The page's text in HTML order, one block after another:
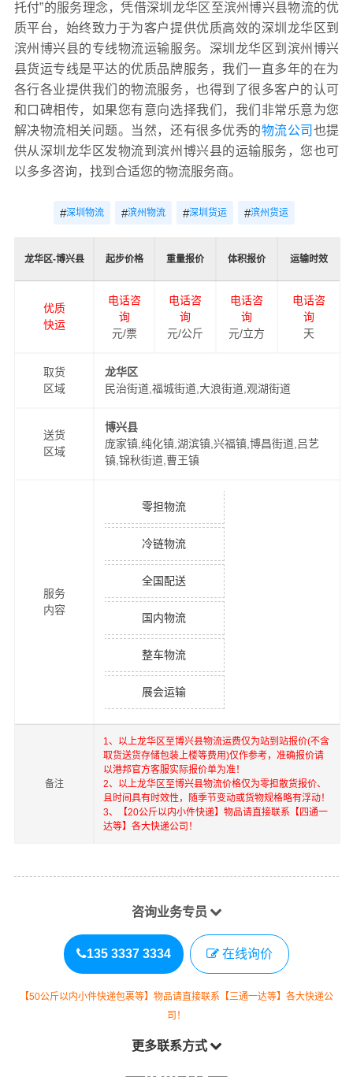
托付”的服务理念，凭借深圳龙华区至滨州博兴县物流的优
质平台，始终致力于为客户提供优质高效的深圳龙华区到
滨州博兴县的专线物流运输服务。深圳龙华区到滨州博兴
县货运专线是平达的优质品牌服务，我们一直多年的在为
各行各业提供我们的物流服务，也得到了很多客户的认可
和口碑相传，如果您有意向选择我们，我们非常乐意为您
解决物流相关问题。当然，还有很多优秀的物流公司 也提
供从深圳龙华区发物流到滨州博兴县的运输服务，您也可
以多多咨询，找到合适您的物流服务商。
#深圳物流 #滨州物流 #深圳货运 #滨州货运
龙华区-博兴县 起步价格 重量报价 体积报价 运输时效
优质
快运
电话咨
询
元/票
电话咨
询
元/公斤
电话咨
询
元/立方
电话咨
询
天
取货
区域
龙华区
民治街道,福城街道,大浪街道,观湖街道
送货
区域
博兴县
庞家镇,纯化镇,湖滨镇,兴福镇,博昌街道,吕艺
镇,锦秋街道,曹王镇
服务
内容
零担物流
冷链物流
全国配送
国内物流
整车物流
展会运输
备注
1、以上龙华区 至博兴县物流运费仅为站到站报价(不含
取货送货存储包装上楼等费用)仅作参考，准确报价请
以港邦官方客服实际报价单为准！
2、以上龙华区 至博兴县物流价格仅为零担散货报价、
且时间具有时效性，随季节变动或货物规格略有浮动！
3、【20公斤以内小件快递】物品请直接联系【四通一
达等】各大快递公司！
咨询业务专员
135 3337 3334 在线询价
【50公斤以内小件快递包裹等】物品请直接联系【三通一达等】各大快递公
司！
更多联系方式